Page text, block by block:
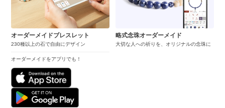
オーダーメイドブレスレット
230種以上の石で自由にデザイン
オーダーメイドをアプリでも！
略式念珠オーダーメイド
大切な人への祈りを、オリジナルの念珠に